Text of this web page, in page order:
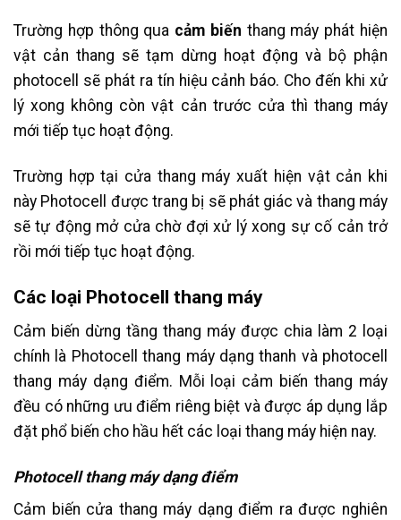
Trường hợp thông qua cảm biến thang máy phát hiện
vật cản thang sẽ tạm dừng hoạt động và bộ phận
photocell sẽ phát ra tín hiệu cảnh báo. Cho đến khi xử
lý xong không còn vật cản trước cửa thì thang máy
mới tiếp tục hoạt động.
Trường hợp tại cửa thang máy xuất hiện vật cản khi
này Photocell được trang bị sẽ phát giác và thang máy
sẽ tự động mở cửa chờ đợi xử lý xong sự cố cản trở
rồi mới tiếp tục hoạt động.
Các loại Photocell thang máy
Cảm biến dừng tầng thang máy được chia làm 2 loại
chính là Photocell thang máy dạng thanh và photocell
thang máy dạng điểm. Mỗi loại cảm biến thang máy
đều có những ưu điểm riêng biệt và được áp dụng lắp
đặt phổ biến cho hầu hết các loại thang máy hiện nay.
Photocell thang máy dạng điểm
Cảm biến cửa thang máy dạng điểm ra được nghiên